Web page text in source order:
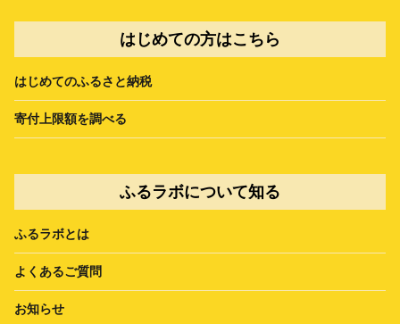
はじめての方はこちら
はじめてのふるさと納税
寄付上限額を調べる
ふるラボについて知る
ふるラボとは
よくあるご質問
お知らせ